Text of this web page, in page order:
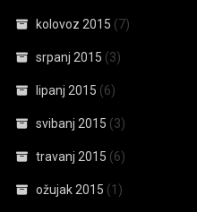
kolovoz 2015 (7)
srpanj 2015 (3)
lipanj 2015 (6)
svibanj 2015 (3)
travanj 2015 (6)
ožujak 2015 (1)